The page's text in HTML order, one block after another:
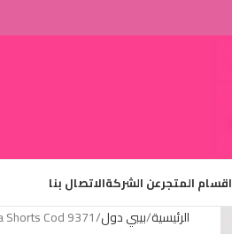
اقسام المتجرعن الشركةالاتصال بنا
الرئيسية بيبي دول Shorts Cod 9371